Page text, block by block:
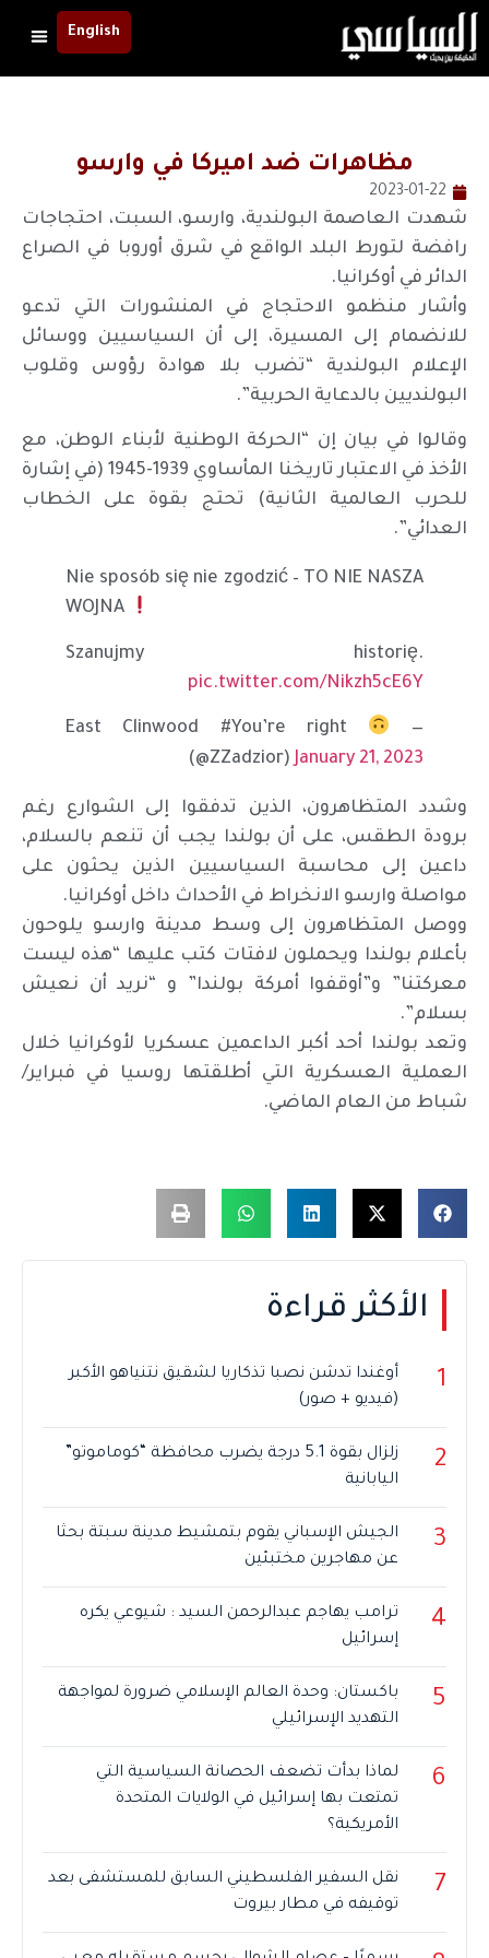
English
مظاهرات ضد اميركا في وارسو
2023-01-22
شهدت العاصمة البولندية، وارسو، السبت، احتجاجات
رافضة لتورط البلد الواقع في شرق أوروبا في الصراع
الدائر في أوكرانيا.
وأشار منظمو الاحتجاج في المنشورات التي تدعو
للانضمام إلى المسيرة، إلى أن السياسيين ووسائل
الإعلام البولندية “تضرب بلا هوادة رؤوس وقلوب
البولنديين بالدعاية الحربية”.
وقالوا في بيان إن “الحركة الوطنية لأبناء الوطن، مع
الأخذ في الاعتبار تاريخنا المأساوي 1939-1945 (في إشارة
للحرب العالمية الثانية) تحتج بقوة على الخطاب
العدائي”.
Nie sposób się nie zgodzić – TO NIE NASZA
WOJNA
Szanujmy historię.
pic.twitter.com/Nikzh5cE6Y
— East Clinwood #You’re right
(@ZZadzior) January 21, 2023
وشدد المتظاهرون، الذين تدفقوا إلى الشوارع رغم
برودة الطقس، على أن بولندا يجب أن تنعم بالسلام،
داعين إلى محاسبة السياسيين الذين يحثون على
مواصلة وارسو الانخراط في الأحداث داخل أوكرانيا.
ووصل المتظاهرون إلى وسط مدينة وارسو يلوحون
بأعلام بولندا ويحملون لافتات كتب عليها “هذه ليست
معركتنا” و”أوقفوا أمركة بولندا” و “نريد أن نعيش
بسلام”.
وتعد بولندا أحد أكبر الداعمين عسكريا لأوكرانيا خلال
العملية العسكرية التي أطلقتها روسيا في فبراير/
شباط من العام الماضي.
الأكثر قراءة
1
أوغندا تدشن نصبا تذكاريا لشقيق نتنياهو الأكبر
(فيديو + صور)
2
زلزال بقوة 5.1 درجة يضرب محافظة “كوماموتو”
اليابانية
3
الجيش الإسباني يقوم بتمشيط مدينة سبتة بحثا
عن مهاجرين مختبئين
4
ترامب يهاجم عبدالرحمن السيد : شيوعي يكره
إسرائيل
5
باكستان: وحدة العالم الإسلامي ضرورة لمواجهة
التهديد الإسرائيلي
6
لماذا بدأت تضعف الحصانة السياسية التي
تمتعت بها إسرائيل في الولايات المتحدة
الأمريكية؟
7
نقل السفير الفلسطيني السابق للمستشفى بعد
توقيفه في مطار بيروت